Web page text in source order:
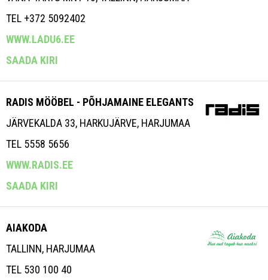
TEL +372 5092402
WWW.LADU6.EE
SAADA KIRI
RADIS MÖÖBEL - PÕHJAMAINE ELEGANTS
JÄRVEKALDA 33, HARKUJÄRVE, HARJUMAA
TEL 5558 5656
WWW.RADIS.EE
SAADA KIRI
AIAKODA
TALLINN, HARJUMAA
TEL 530 100 40